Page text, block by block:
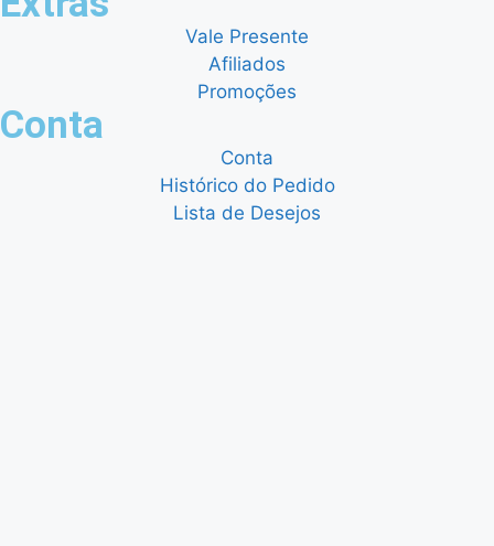
Vale Presente
Afiliados
Promoções
Conta
Conta
Histórico do Pedido
Lista de Desejos